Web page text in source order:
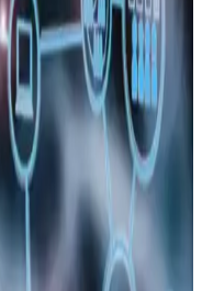
kurtarma
kontrolünü azaltırken,
ABD'de
Alanları
ABD'de belirli eyaletlerde
TSA kontrollerinde geçerli
bulunuyor.
Ekranı